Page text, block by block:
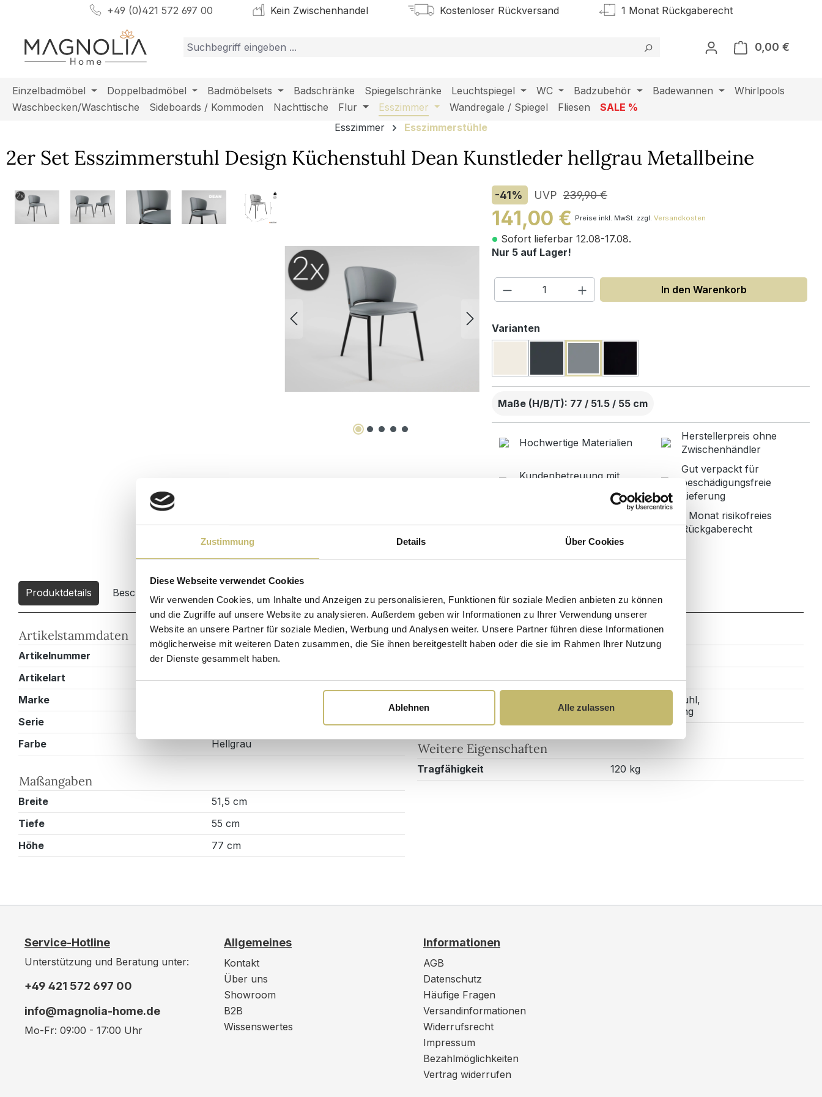
Zustimmung Details Über Cookies
Diese Webseite verwendet Cookies
Wir verwenden Cookies, um Inhalte und Anzeigen zu personalisieren, Funktionen für soziale Medien anbieten zu können
und die Zugriffe auf unsere Website zu analysieren. Außerdem geben wir Informationen zu Ihrer Verwendung unserer
Website an unsere Partner für soziale Medien, Werbung und Analysen weiter. Unsere Partner führen diese Informationen
möglicherweise mit weiteren Daten zusammen, die Sie ihnen bereitgestellt haben oder die sie im Rahmen Ihrer Nutzung
der Dienste gesammelt haben.
Ablehnen Alle zulassen
Hauptinhalt springen
Zur Suche springen
Zur Hauptnavigation springen+49 (0)421 572 697 00 Kein Zwischenhandel Kostenloser Rückversand 1 Monat Rückgaberecht
0,00 €
Einzelbadmöbel Doppelbadmöbel Badmöbelsets Badschränke Spiegelschränke Leuchtspiegel WC Badzubehör Badewannen
Whirlpools
Waschbecken/Waschtische
Sideboards / Kommoden Nachttische Flur Esszimmer Wandregale / Spiegel Fliesen
SALE %
Esszimmer
Esszimmerstühle
2er Set Esszimmerstuhl Design Küchenstuhl Dean Kunstleder hellgrau Metallbeine
Bildergalerie überspringen -41% UVP 239,90 €
141,00 € Preise inkl. MwSt. zzgl. Versandkosten
Sofort lieferbar 12.08-17.08.
Nur 5 auf Lager!
Produkt Anzahl: Gib den gewünschten Wert
In den Warenkorb
Varianten
Maße (H/B/T): 77 / 51.5 / 55 cm
Hochwertige Materialien
Herstellerpreis ohne
Zwischenhändler
Kundenbetreuung mit
Gut verpackt für
beschädigungsfreie
Lieferung
Designed in Germany
1 Monat risikofreies
Rückgaberecht
Produktdetails Beschreibung
Artikelstammdaten
Artikelnummer
ES00002X000K04
Artikelart
Stuhl
Marke
Serie
Farbe
Hellgrau
Maßangaben
Breite
51,5 cm
Tiefe
55 cm
Höhe
77 cm
Montage & Lieferung
Montageart
Stehend
Lieferumfang
2x Esszimmerstuhl,
Montageanleitung
Weitere Eigenschaften
Tragfähigkeit 120 kg
Service-Hotline
Unterstützung und Beratung unter:
+49 421 572 697 00
info@magnolia-home.de
Mo-Fr: 09:00 - 17:00 Uhr
Allgemeines
Kontakt
Über uns
Showroom
B2B
Wissenswertes
Informationen
AGB
Datenschutz
Häufige Fragen
Versandinformationen
Widerrufsrecht
Impressum
Bezahlmöglichkeiten
Vertrag widerrufen